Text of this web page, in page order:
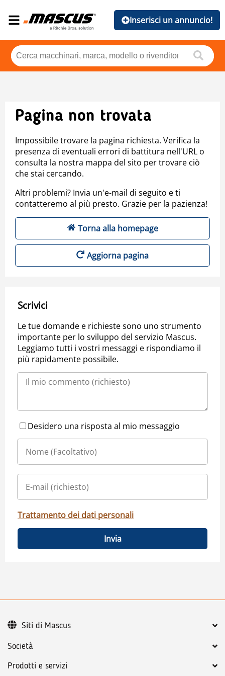
Inserisci un annuncio!
Pagina non trovata
Impossibile trovare la pagina richiesta. Verifica la
presenza di eventuali errori di battitura nell'URL o
consulta la nostra mappa del sito per trovare ciò
che stai cercando.
Altri problemi? Invia un'e-mail di seguito e ti
contatteremo al più presto. Grazie per la pazienza!
Torna alla homepage
Aggiorna pagina
Scrivici
Le tue domande e richieste sono uno strumento
importante per lo sviluppo del servizio Mascus.
Leggiamo tutti i vostri messaggi e rispondiamo il
più rapidamente possibile.
Desidero una risposta al mio messaggio
Trattamento dei dati personali
Invia
Società
Prodotti e servizi
Siti di Mascus